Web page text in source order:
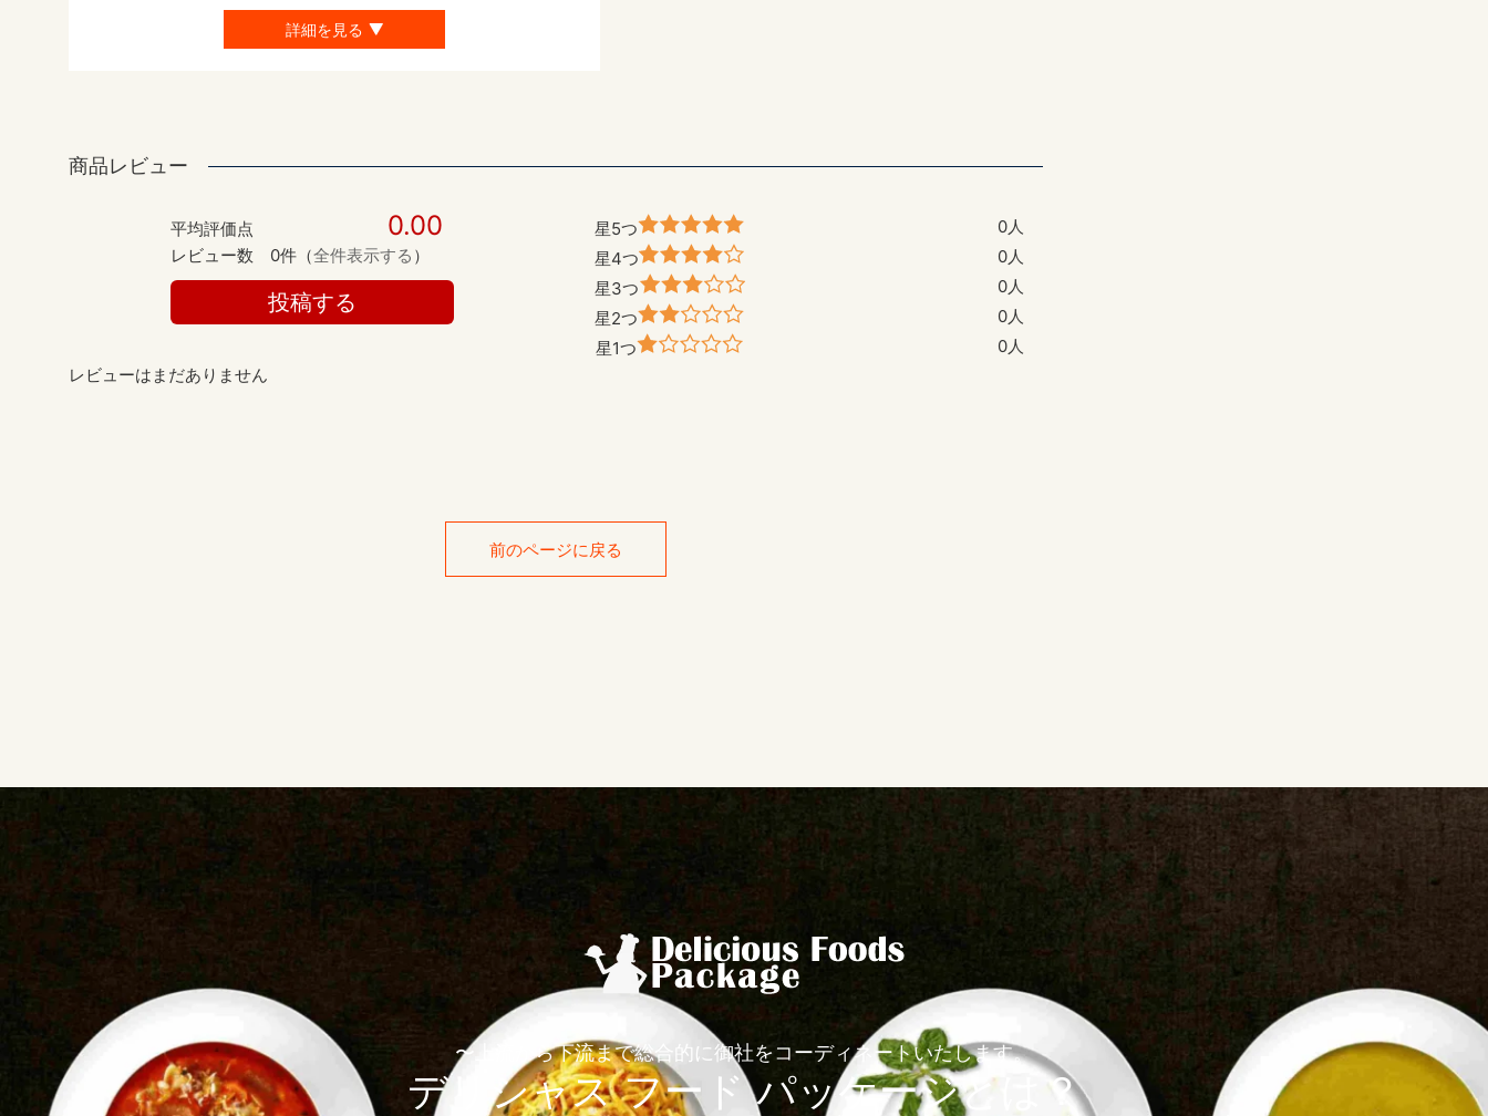
詳細を見る
商品レビュー
平均評価点 0.00
レビュー数 0件（全件表示する ）
投稿する
星5つ
0人
星4つ
0人
星3つ
0人
星2つ
0人
星1つ
0人
レビューはまだありません
前のページに戻る
〜上流から下流まで総合的に御社をコーディネートいたします。
デリシャス フード パッケージとは？